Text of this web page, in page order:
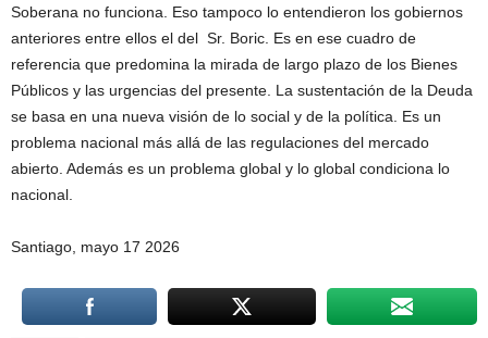
Soberana no funciona. Eso tampoco lo entendieron los gobiernos
anteriores entre ellos el del Sr. Boric. Es en ese cuadro de
referencia que predomina la mirada de largo plazo de los Bienes
Públicos y las urgencias del presente. La sustentación de la Deuda
se basa en una nueva visión de lo social y de la política. Es un
problema nacional más allá de las regulaciones del mercado
abierto. Además es un problema global y lo global condiciona lo
nacional.
Santiago, mayo 17 2026